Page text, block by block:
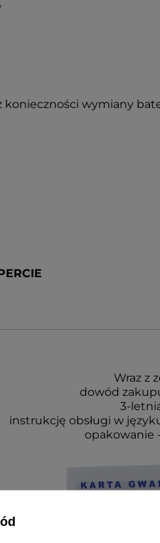
konieczności wymiany
Wraz z
dowód
3-
instrukcję obsługi w
opakowanie